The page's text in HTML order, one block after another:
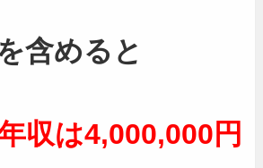
含めると
収は4,000,000円